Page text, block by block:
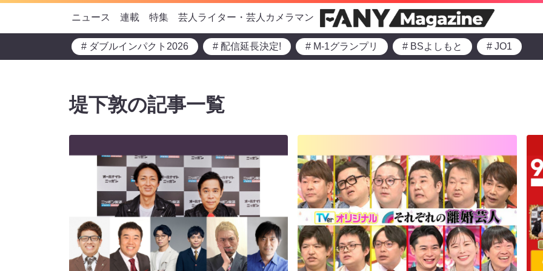
ニュース 連載 特集 芸人ライター・芸人カメラマン
# ダブルインパクト2026 # 配信延長決定! # M-1グランプリ # BSよしもと # JO1
堤下敦の記事一覧